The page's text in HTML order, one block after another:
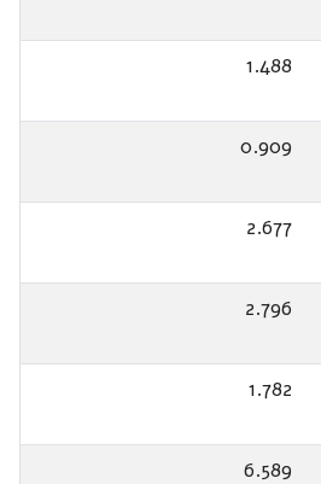
1.488
0.909
2.677
2.796
1.782
6.589